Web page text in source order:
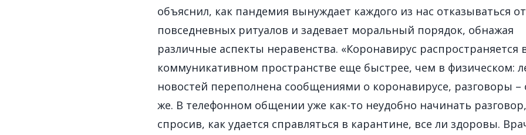
объяснил, как пандемия вынуждает каждого из нас отказываться от
повседневных ритуалов и задевает моральный порядок, обнажая
различные аспекты неравенства. «Коронавирус распространяется
коммуникативном пространстве еще быстрее, чем в физическом:
новостей переполнена сообщениями о коронавирусе, разговоры –
же. В телефонном общении уже как-то неудобно начинать
спросив, как удается справляться в карантине, все ли здоровы.